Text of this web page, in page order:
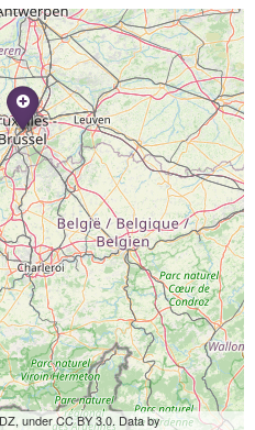
under CC BY 3.0. Data by